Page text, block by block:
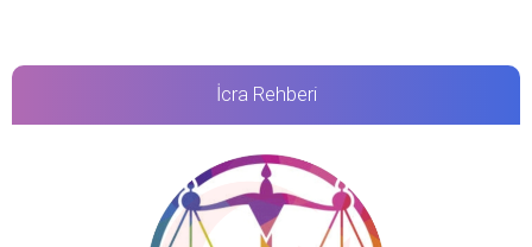
İcra Rehberi